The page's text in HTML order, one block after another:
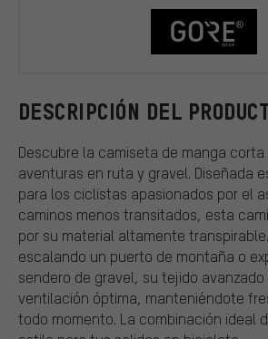
DESCRIPCIÓN DEL
Descubre la camiseta de manga
aventuras en ruta y gravel. Diseñada
para los ciclistas apasionados por el
caminos menos transitados, esta
por su material altamente
escalando un puerto de montaña o
sendero de gravel, su tejido
ventilación óptima, manteniéndote
todo momento. La combinación ideal